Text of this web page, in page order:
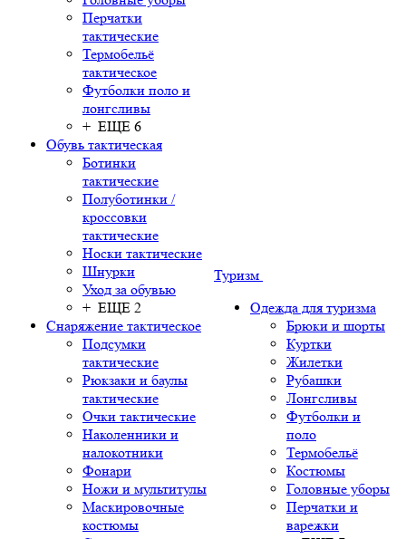
Перчатки
тактические
Термобельё
тактическое
Футболки поло и
лонгсливы
+ ЕЩЕ 6
Обувь тактическая
Ботинки
тактические
Полуботинки /
кроссовки
тактические
Носки тактические
Шнурки
Уход за обувью
+ ЕЩЕ 2
Снаряжение тактическое
Подсумки
тактические
Рюкзаки и баулы
тактические
Очки тактические
Наколенники и
налокотники
Фонари
Ножи и мультитулы
Маскировочные
костюмы
Туризм
Одежда для туризма
Брюки и шорты
Куртки
Жилетки
Рубашки
Лонгсливы
Футболки и
поло
Термобельё
Костюмы
Головные уборы
Перчатки и
варежки